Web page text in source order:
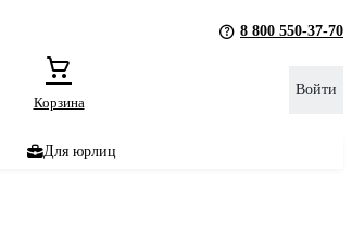
8 800 550-37-70
Корзина
Войти
Для юрлиц